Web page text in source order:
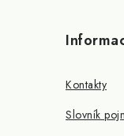
Kontakty
Slovník